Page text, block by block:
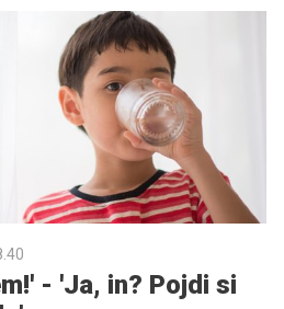
terapije in odpotovala v
Preberite si Linino zgodbo
močeh.
- 'Ja, in? Pojdi si